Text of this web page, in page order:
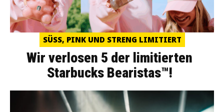
SÜSS, PINK UND STRENG LIMITIERT
Wir verlosen 5 der limitierten
Starbucks Bearistas™!